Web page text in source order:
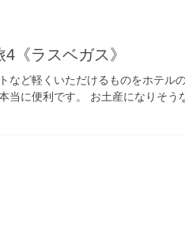
《ラスベガス》
など軽くいただけるものをホテル
当に便利です。 お土産になりそ